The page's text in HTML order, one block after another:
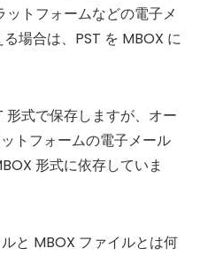
トフォームなどの電子メ
場合は、PST を MBOX に
式で保存しますが、オー
トフォームの電子メール
形式に依存していま
と MBOX ファイルとは何